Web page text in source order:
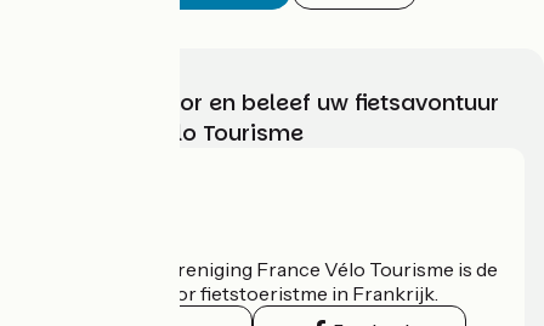
Kies, bereid voor en beleef uw fietsavontuur
met France Vélo Tourisme
De nationale vereniging France Vélo Tourisme is de
officiële gids voor fietstoeristme in Frankrijk.